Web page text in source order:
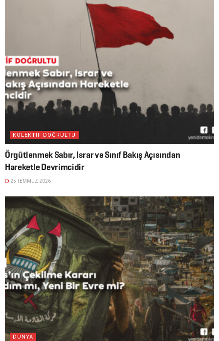
KOLEKTİF DOĞRULTU
Örgütlenmek Sabır, Israr ve Sınıf Bakış Açısından
Hareketle Devrimcidir
25 TEMMUZ 2026
DÜNYA